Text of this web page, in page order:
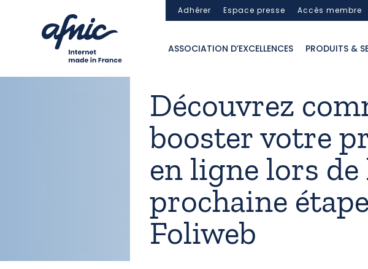
Adhérer Espace presse Accès membre
ASSOCIATION D’EXCELLENCES PRODUITS &
Découvrez
booster votre
en ligne lors de
prochaine
Foliweb